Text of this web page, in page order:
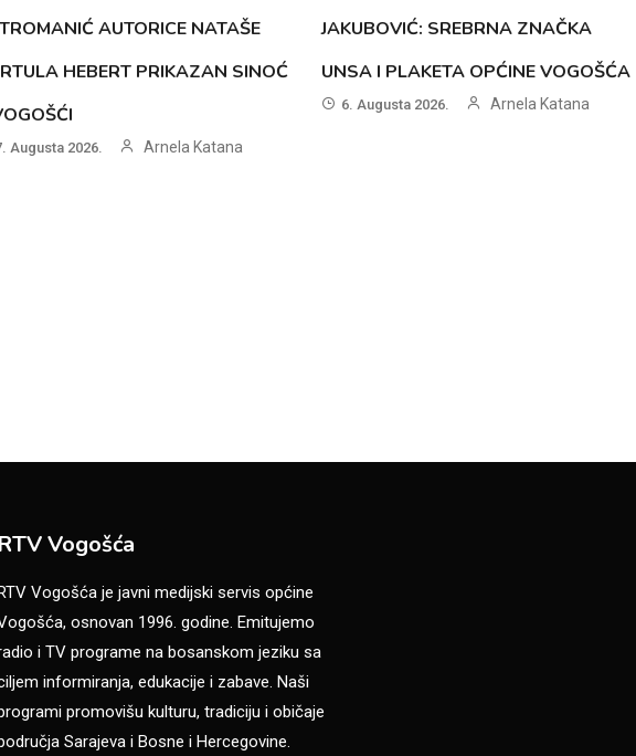
AUTORICE NATAŠE
HEBERT PRIKAZAN SINOĆ
Augusta 2026. Arnela Katana
JAKUBOVIĆ: SREBRNA ZNAČKA
UNSA I PLAKETA OPĆINE VOGOŠĆA
6. Augusta 2026. Arnela Katana
RTV Vogošća
RTV Vogošća je javni medijski servis općine
osnovan 1996. godine. Emitujemo
i TV programe na bosanskom jeziku sa
informiranja, edukacije i zabave. Naši
promovišu kulturu, tradiciju i običaje
Sarajeva i Bosne i Hercegovine.